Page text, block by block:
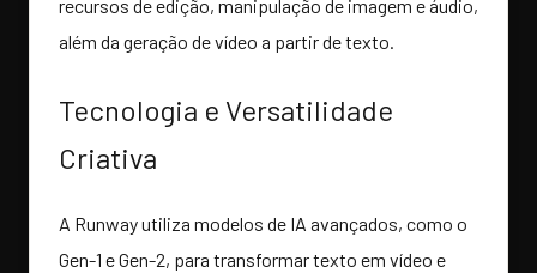
recursos de edição, manipulação de imagem e áudio,
além da geração de vídeo a partir de texto.
Tecnologia e Versatilidade
Criativa
A Runway utiliza modelos de IA avançados, como o
Gen-1 e Gen-2, para transformar texto em vídeo e